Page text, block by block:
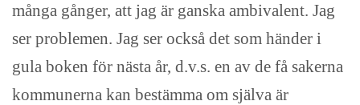
många gånger, att jag är ganska ambivalent. Jag
ser problemen. Jag ser också det som händer i
gula boken för nästa år, d.v.s. en av de få sakerna
kommunerna kan bestämma om själva är